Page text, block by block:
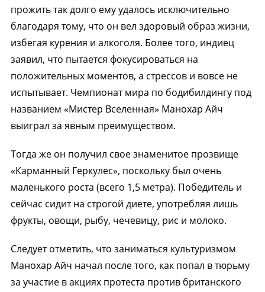
прожить так долго ему удалось исключительно
благодаря тому, что он вел здоровый образ жизни,
избегая курения и алкоголя. Более того, индиец
заявил, что пытается фокусироваться на
положительных моментов, а стрессов и вовсе не
испытывает. Чемпионат мира по бодибилдингу под
названием «Мистер Вселенная» Манохар Айч
выиграл за явным преимуществом.
Тогда же он получил свое знаменитое прозвище
«Карманный Геркулес», поскольку был очень
маленького роста (всего 1,5 метра). Победитель и
сейчас сидит на строгой диете, употребляя лишь
фрукты, овощи, рыбу, чечевицу, рис и молоко.
Следует отметить, что заниматься культуризмом
Манохар Айч начал после того, как попал в тюрьму
за участие в акциях протеста против британского